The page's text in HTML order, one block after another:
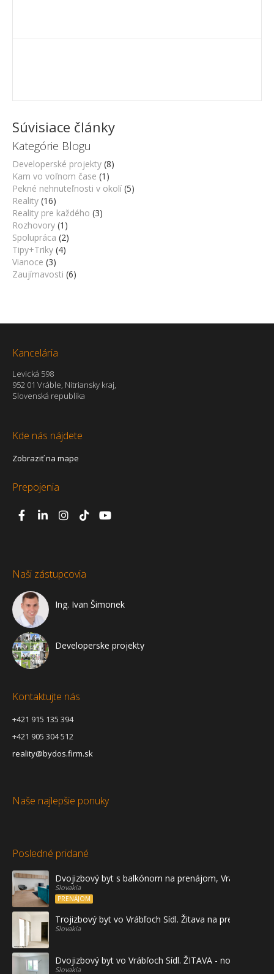
Súvisiace články
Kategórie Blogu
Developerské projekty (8)
Kam vo voľnom čase (1)
Pekné nehnuteľnosti v okolí (5)
Reality (16)
Reality pre každého (3)
Rozhovory (1)
Spolupráca (2)
Tipy+Triky (4)
Vianoce (3)
Zaujímavosti (6)
Kancelária
Levická 598
952 01 Vráble, Nitriansky kraj,
Slovenská republika
Kde nás nájdete
Zobraziť na mape
Prepojenia
Naši zástupcovia
Ing. Ivan Šimonek
Developerske projekty
Kontaktujte nás
+421 915 135 394
+421 905 304 512
reality@bydos.firm.sk
Naše najlepšie ponuky
Posledné pridané
Dvojizbový byt s balkónom na prenájom, Vráble
Slovakia
PRENÁJOM
Trojizbový byt vo Vrábľoch Sídl. Žitava na predaj - prvé
Slovakia
Dvojizbový byt vo Vrábľoch Sídl. ŽITAVA - novostavba
Slovakia